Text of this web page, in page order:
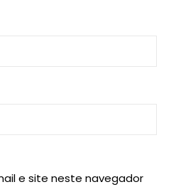
e site neste navegador